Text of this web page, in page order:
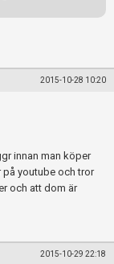
2015-10-28 10:20
innan man köper
på youtube och tror
och att dom är
2015-10-29 22:18